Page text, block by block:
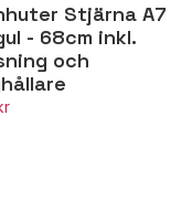
Stjärna A7
- 68cm inkl.
och